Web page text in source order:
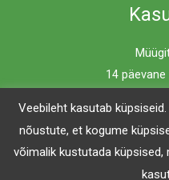
14
Copyright © 2026
Veebileht kasutab
nõustute, et kogume
võimalik kustutada